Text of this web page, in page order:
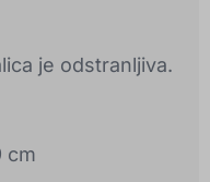
je odstranljiva.
cm